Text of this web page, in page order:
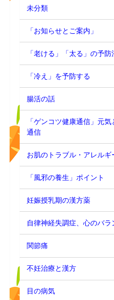
未分類
「お知らせとご案内」
「老ける」「太る」の予防
「冷え」を予防する
腸活の話
「ゲンコツ健康通信」元
通信
お肌のトラブル・アレルギ
「風邪の養生」ポイント
妊娠授乳期の漢方薬
自律神経失調症、心のバラ
関節痛
不妊治療と漢方
目の病気